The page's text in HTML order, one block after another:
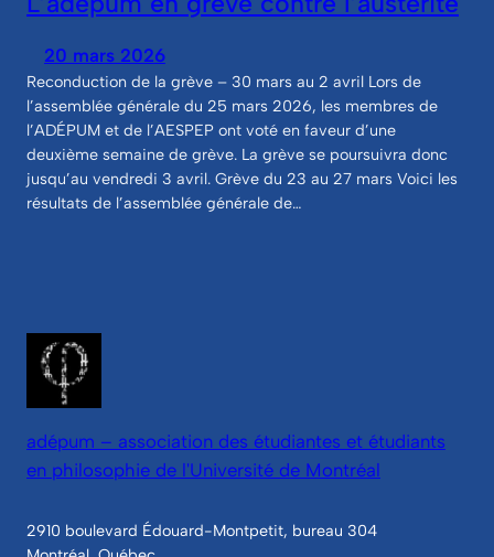
20 mars 2026
Reconduction de la grève – 30 mars au 2 avril Lors de
l’assemblée générale du 25 mars 2026, les membres de
l’ADÉPUM et de l’AESPEP ont voté en faveur d’une
deuxième semaine de grève. La grève se poursuivra donc
jusqu’au vendredi 3 avril. Grève du 23 au 27 mars Voici les
résultats de l’assemblée générale de…
adépum – association des étudiantes et étudiants
en philosophie de l'Université de Montréal
2910 boulevard Édouard-Montpetit, bureau 304